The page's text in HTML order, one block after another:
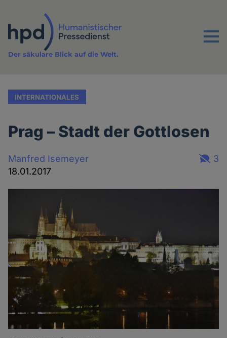
Inhalt
Menu
Der säkulare Blick auf die Welt.
INTERNATIONALES
Prag – Stadt der Gottlosen
Manfred Isemeyer
18.01.2017
3